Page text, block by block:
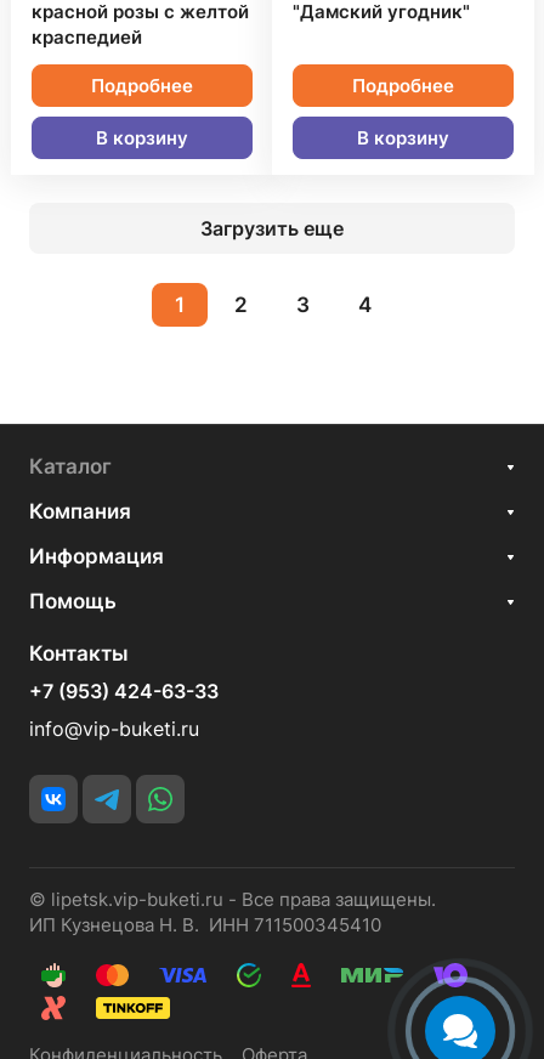
красной розы с желтой
краспедией
Подробнее
В корзину
"Дамский угодник"
Подробнее
В корзину
Загрузить еще
1 2 3 4
Каталог
Компания
Информация
Помощь
Контакты
+7 (953) 424-63-33
info@vip-buketi.ru
© lipetsk.vip-buketi.ru - Все права защищены.
ИП Кузнецова Н. В. ИНН 711500345410